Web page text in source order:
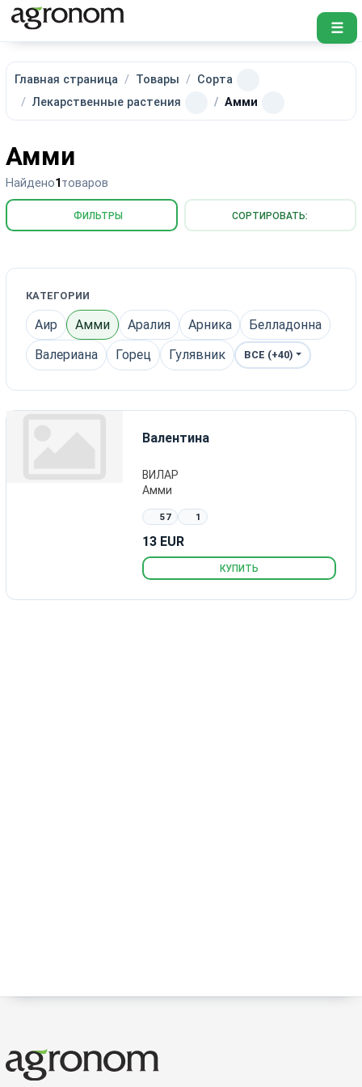
☰
Главная страница Товары
Сорта
Лекарственные растения
Амми
Амми
Найдено1товаров
ФИЛЬТРЫ СОРТИРОВАТЬ:
КАТЕГОРИИ
Аир Амми Аралия Арника
Белладонна
Валериана
Горец Гулявник ВСЕ (+40)
Валентина
ВИЛАР
Амми
57 1
13 EUR
КУПИТЬ